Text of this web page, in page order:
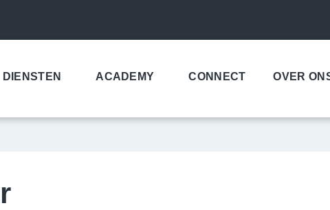
DIENSTEN ACADEMY CONNECT OVER